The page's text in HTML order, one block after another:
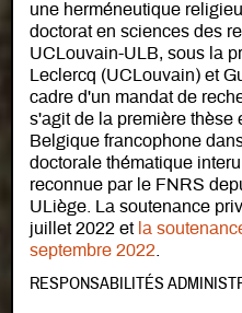
une herméneutique
doctorat en sciences des
UCLouvain-ULB, sous la
Leclercq (UCLouvain) et
cadre d'un mandat de
s'agit de la première thèse
Belgique francophone
doctorale thématique
reconnue par le FNRS
ULiège. La soutenance
juillet 2022 et la
septembre 2022
RESPONSABILITÉS